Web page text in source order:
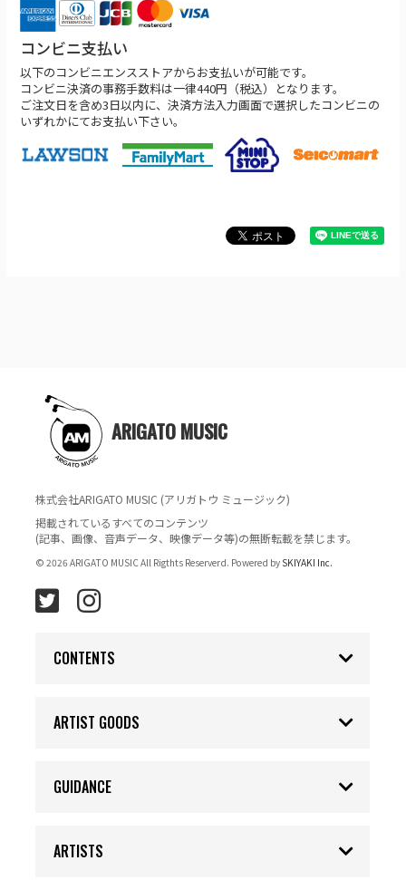
コンビニ支払い
以下のコンビニエンスストアからお支払いが可能です。
コンビニ決済の事務手数料は一律440円（税込）となります。
ご注文日を含め3日以内に、決済方法入力画面で選択したコンビニの
いずれかにてお支払い下さい。
ARIGATO MUSIC
株式会社ARIGATO MUSIC (アリガトウ ミュージック)
掲載されているすべてのコンテンツ
(記事、画像、音声データ、映像データ等)の無断転載を禁じます。
© 2026 ARIGATO MUSIC All Rigthts Reserverd. Powered by SKIYAKI Inc.
CONTENTS
ARTIST GOODS
GUIDANCE
ARTISTS